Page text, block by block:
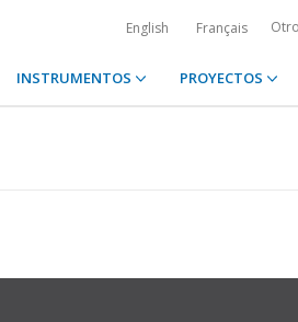
English Français
INSTRUMENTOS PROYECTOS